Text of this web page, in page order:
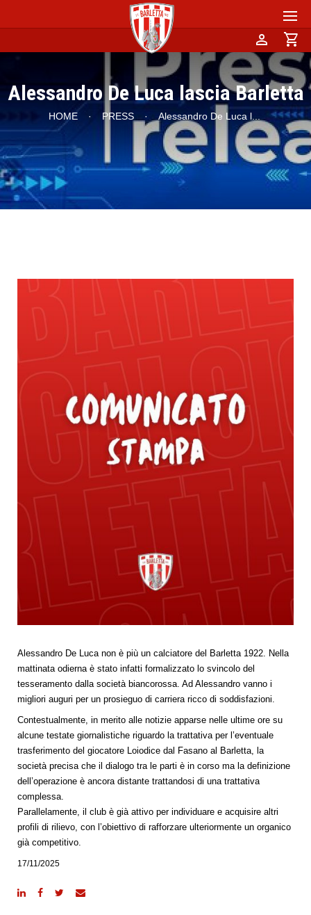
person shopping_cart
Alessandro De Luca lascia Barletta
HOME · PRESS · Alessandro De Luca l...
Alessandro De Luca non è più un calciatore del Barletta 1922. Nella
mattinata odierna è stato infatti formalizzato lo svincolo del
tesseramento dalla società biancorossa. Ad Alessandro vanno i
migliori auguri per un prosieguo di carriera ricco di soddisfazioni.
Contestualmente, in merito alle notizie apparse nelle ultime ore su
alcune testate giornalistiche riguardo la trattativa per l’eventuale
trasferimento del giocatore Loiodice dal Fasano al Barletta, la
società precisa che il dialogo tra le parti è in corso ma la definizione
dell’operazione è ancora distante trattandosi di una trattativa
complessa.
Parallelamente, il club è già attivo per individuare e acquisire altri
profili di rilievo, con l’obiettivo di rafforzare ulteriormente un organico
già competitivo.
17/11/2025